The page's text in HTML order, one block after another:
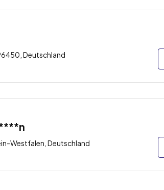
Deutschland
Westfalen, Deutschland